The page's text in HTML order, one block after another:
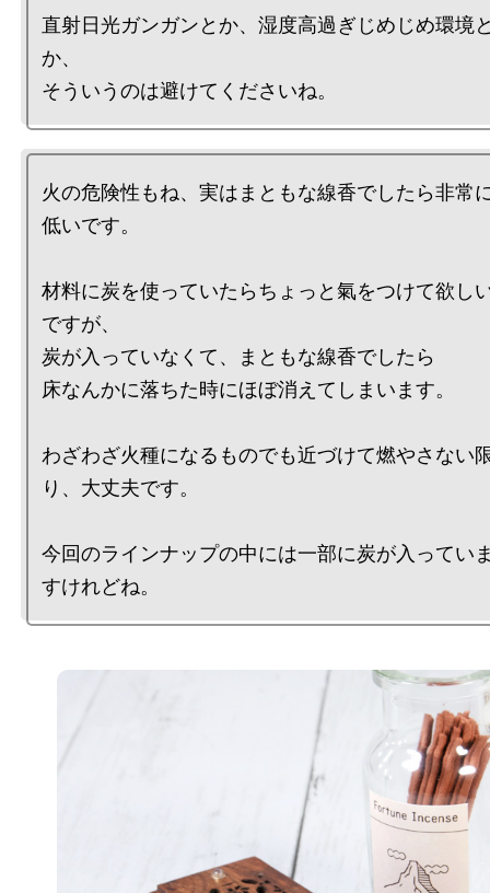
直射日光ガンガンとか、湿度高過ぎじめじめ環境
か、
火の危険性もね、実はまともな線香でしたら非常
低いです。
材料に炭を使っていたらちょっと氣をつけて欲し
ですが、
炭が入っていなくて、まともな線香でしたら
床なんかに落ちた時にほぼ消えてしまいます。
わざわざ火種になるものでも近づけて燃やさない
り、大丈夫です。
今回のラインナップの中には一部に炭が入ってい